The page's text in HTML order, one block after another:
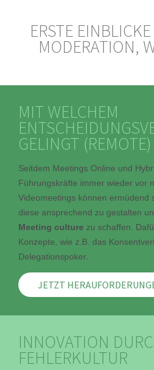
ERSTE
MODERATION,
MIT WELCHEM
GELINGT
Seitdem Meetings Online und
Führungskräfte immer wieder vor
Videomeetings können ermüdend
diese ansprechend zu gestalten
Meeting culture zu schaffen.
Konzepte, wie z.B. das
Delegationspoker.
JETZT
INNOVATION
FEHLERKULTUR